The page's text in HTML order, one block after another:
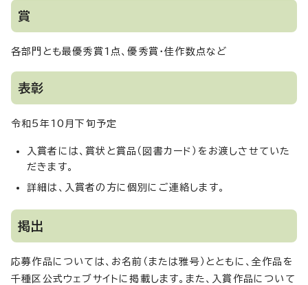
賞
各部門とも最優秀賞1点、優秀賞・佳作数点など
表彰
令和5年10月下旬予定
入賞者には、賞状と賞品（図書カード）をお渡しさせていた
だきます。
詳細は、入賞者の方に個別にご連絡します。
掲出
応募作品については、お名前（または雅号）とともに、全作品を
千種区公式ウェブサイトに掲載します。また、入賞作品について